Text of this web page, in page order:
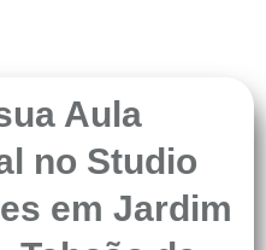
Aula
no Studio
em Jardim